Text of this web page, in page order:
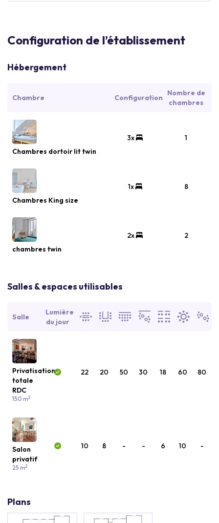
Configuration de l’établissement
Hébergement
Chambre Configuration
Nombre de
chambres
Chambres dortoir lit twin
3x 1
Chambres King size
1x 8
chambres twin
2x 2
Salles & espaces utilisables
Salle
Lumière
du jour
Privatisation
totale
RDC
150 m2
22 20 50 30 18 60 80
Salon
privatif
25 m2
10 8 - - 6 10 -
Plans